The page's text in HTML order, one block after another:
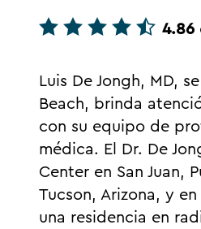
4.86
Luis De Jongh, MD,
Beach, brinda
con su equipo de
médica. El Dr. De
Center en San Juan,
Tucson, Arizona, y
una residencia en